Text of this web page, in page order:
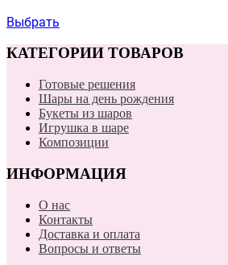
Выбрать
КАТЕГОРИИ ТОВАРОВ
Готовые решения
Шары на день рождения
Букеты из шаров
Игрушка в шаре
Композиции
ИНФОРМАЦИЯ
О нас
Контакты
Доставка и оплата
Вопросы и ответы